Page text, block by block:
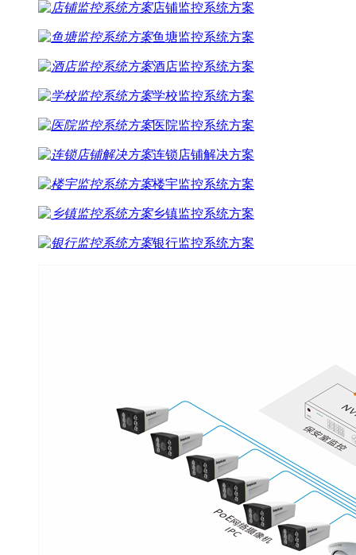
店铺监控系统方案
鱼塘监控系统方案
酒店监控系统方案
学校监控系统方案
医院监控系统方案
连锁店铺解决方案
楼宇监控系统方案
乡镇监控系统方案
银行监控系统方案